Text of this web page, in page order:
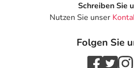
Schreiben Sie
Nutzen Sie unser
Folgen Sie